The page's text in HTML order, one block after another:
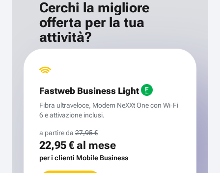
Cerchi la migliore
offerta per la tua
attività?
Fastweb Business Light
Fibra ultraveloce, Modem NeXXt One con Wi‑Fi
6 e attivazione inclusi.
a partire da 27,95 €
22,95 €al mese
per i clienti Mobile Business